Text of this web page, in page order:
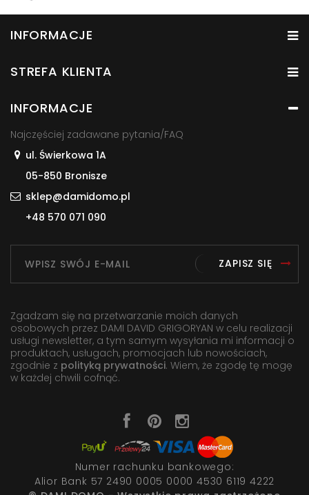
INFORMACJE
STREFA KLIENTA
INFORMACJE
Najczęściej zadawane pytania/FAQ
ul. Świerkowa 1A
05-850 Bronisze
sklep@damidomo.pl
+48 570 071 090
ZAPISZ SIĘ
Zgadzam się na przetwarzanie moich danych
osobowych przez DAMI DAVID GRIGORYAN w celu realizacji
usługi newsletter, a tym samym wysyłania mi informacji o
produktach, usługach, promocjach lub nowościach,
zgodnie z polityką prywatności. Wiem, że zgodę tę mogę
w każdej chwili cofnąć.
Numer rachunku bankowego:
Alior Bank 57 2490 0005 0000 4530 6119 4222